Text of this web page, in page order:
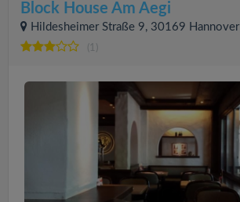
Block House Am Aegi
Hildesheimer Straße 9, 30169 Hannover